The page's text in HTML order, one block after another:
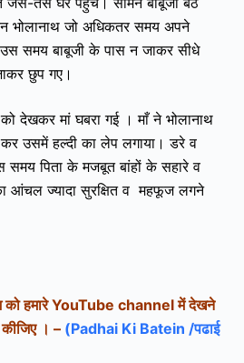
भोलानाथ जो अधिकतर समय अपने
समय बाबूजी के पास न जाकर सीधे
छुप गए।
देखकर मां घबरा गई । माँ ने भोलानाथ
उसमें हल्दी का लेप लगाया। डरे व
समय पिता के मजबूत बांहों के सहारे व
आंचल ज्यादा सुरक्षित व महफूज लगने
कोहमारे YouTube channel में देखने
। – (Padhai Ki Batein /पढाई